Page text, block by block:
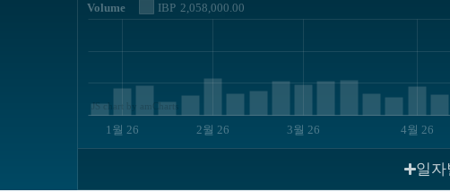
Volume IBP 2,058,000.00
1월 26 2월 26 3월 26 4월 26
JS chart by amCharts
일자